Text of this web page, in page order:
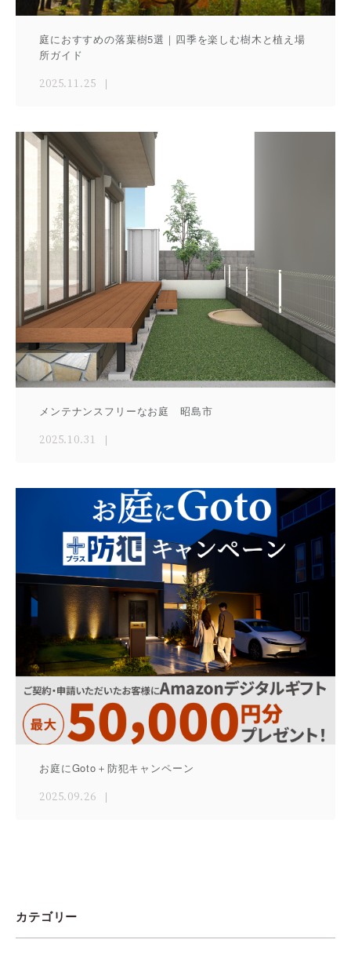
庭におすすめの落葉樹5選｜四季を楽しむ樹木と植え場
所ガイド
2025.11.25
メンテナンスフリーなお庭 昭島市
2025.10.31
お庭にGoto＋防犯キャンペーン
2025.09.26
カテゴリー